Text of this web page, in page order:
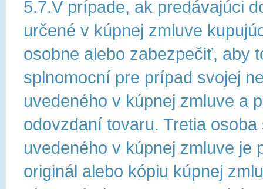
5.7.V prípade, ak predávajúci
určené v kúpnej zmluve
osobne alebo zabezpečiť, aby
splnomocní pre prípad svojej
uvedeného v kúpnej zmluve a
odovzdaní tovaru. Tretia
uvedeného v kúpnej zmluve je
originál alebo kópiu kúpnej